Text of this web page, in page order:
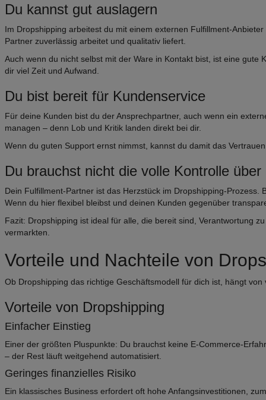
Du kannst gut auslagern
Im Dropshipping arbeitest du mit einem externen Fulfillment-
Partner zuverlässig arbeitet und qualitativ liefert.
Auch wenn du nicht selbst mit der Ware in Kontakt bist, ist eine
dir viel Zeit und Aufwand.
Du bist bereit für Kundenservice
Für deine Kunden bist du der Ansprechpartner, auch wenn ein
managen – denn Lob und Kritik landen direkt bei dir.
Wenn du guten Support ernst nimmst, kannst du damit das
Du brauchst nicht die volle Kontrolle
Dein Fulfillment-Partner ist das Herzstück im Dropshipping-
Wenn du hier flexibel bleibst und deinen Kunden gegenüber
Fazit: Dropshipping ist ideal für alle, die bereit sind, Verantwortung
vermarkten.
Vorteile und Nachteile von
Ob Dropshipping das richtige Geschäftsmodell für dich ist, hängt
Vorteile von Dropshipping
Einfacher Einstieg
Einer der größten Pluspunkte: Du brauchst keine E-Commerce-
– der Rest läuft weitgehend automatisiert.
Geringes finanzielles Risiko
Ein klassisches Business erfordert oft hohe Anfangsinvestitionen,